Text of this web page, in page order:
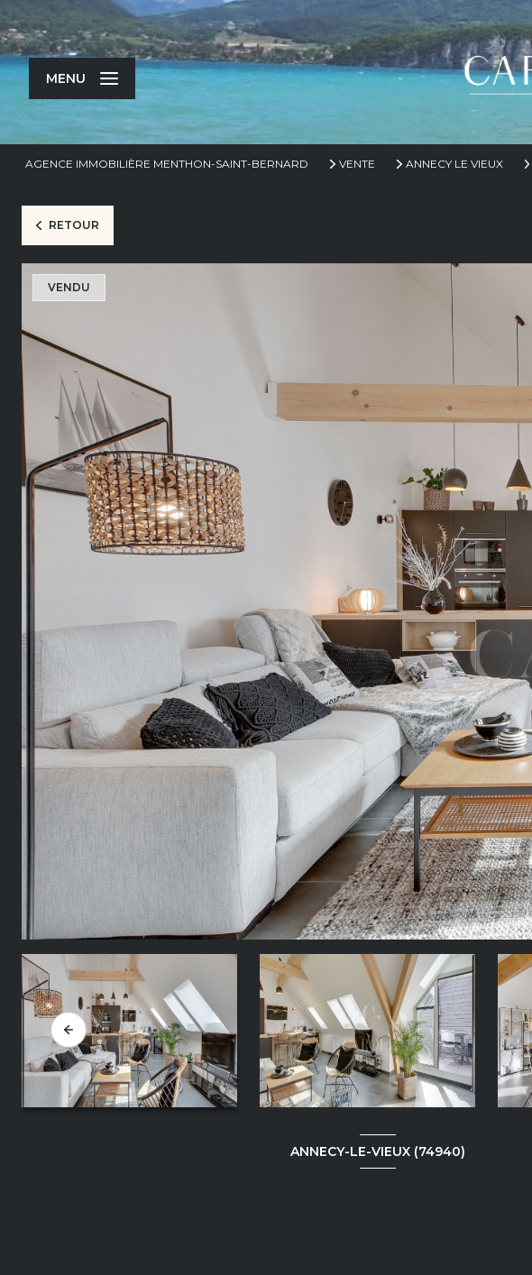
MENU
AGENCE IMMOBILIÈRE MENTHON-SAINT-BERNARD VENTE ANNECY LE VIEUX
RETOUR
VENDU
ANNECY-LE-VIEUX (74940)